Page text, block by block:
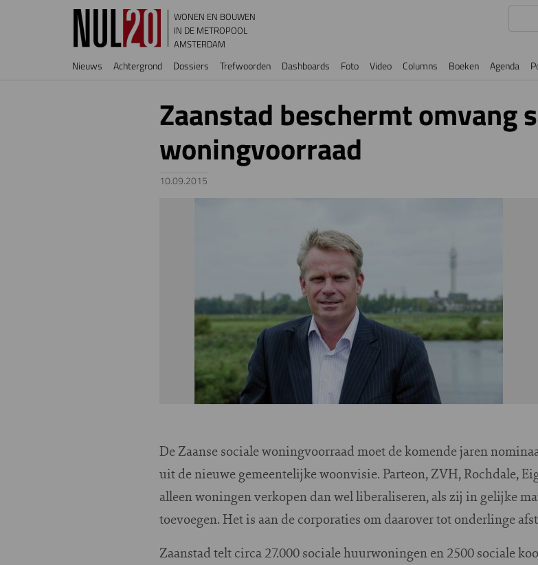
Overslaan en naar de inhoud gaan
WONEN EN BOUWEN
IN DE METROPOOL
AMSTERDAM
Hoofdnavigatie
Nieuws Achtergrond Dossiers Trefwoorden Dashboards Foto Video Columns Boeken Agenda
Zaanstad beschermt omvang
woningvoorraad
10.09.2015
De Zaanse sociale woningvoorraad moet de komende jaren
uit de nieuwe gemeentelijke woonvisie. Parteon, ZVH, Rochdale,
alleen woningen verkopen dan wel liberaliseren, als zij in gelijke
toevoegen. Het is aan de corporaties om daarover tot onderlinge
Zaanstad telt circa 27.000 sociale huurwoningen en 2500 sociale